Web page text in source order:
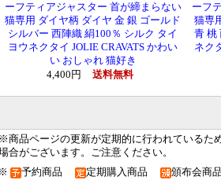
ーフティアジャスター 首が締まらない
猫専用 ダイヤ柄 ダイヤ 金 銀 ゴールド
シルバー 西陣織 絹100％ シルク タイ
ヨウネクタイ JOLIE CRAVATS かわい
い おしゃれ 猫好き
4,400円
送料無料
ーフ
猫専
青 桃
ネク
※商品ページの更新が定期的に行われているた
合がございます。ご注意ください。
※ 予約商品 定期購入商品 頒布会商品